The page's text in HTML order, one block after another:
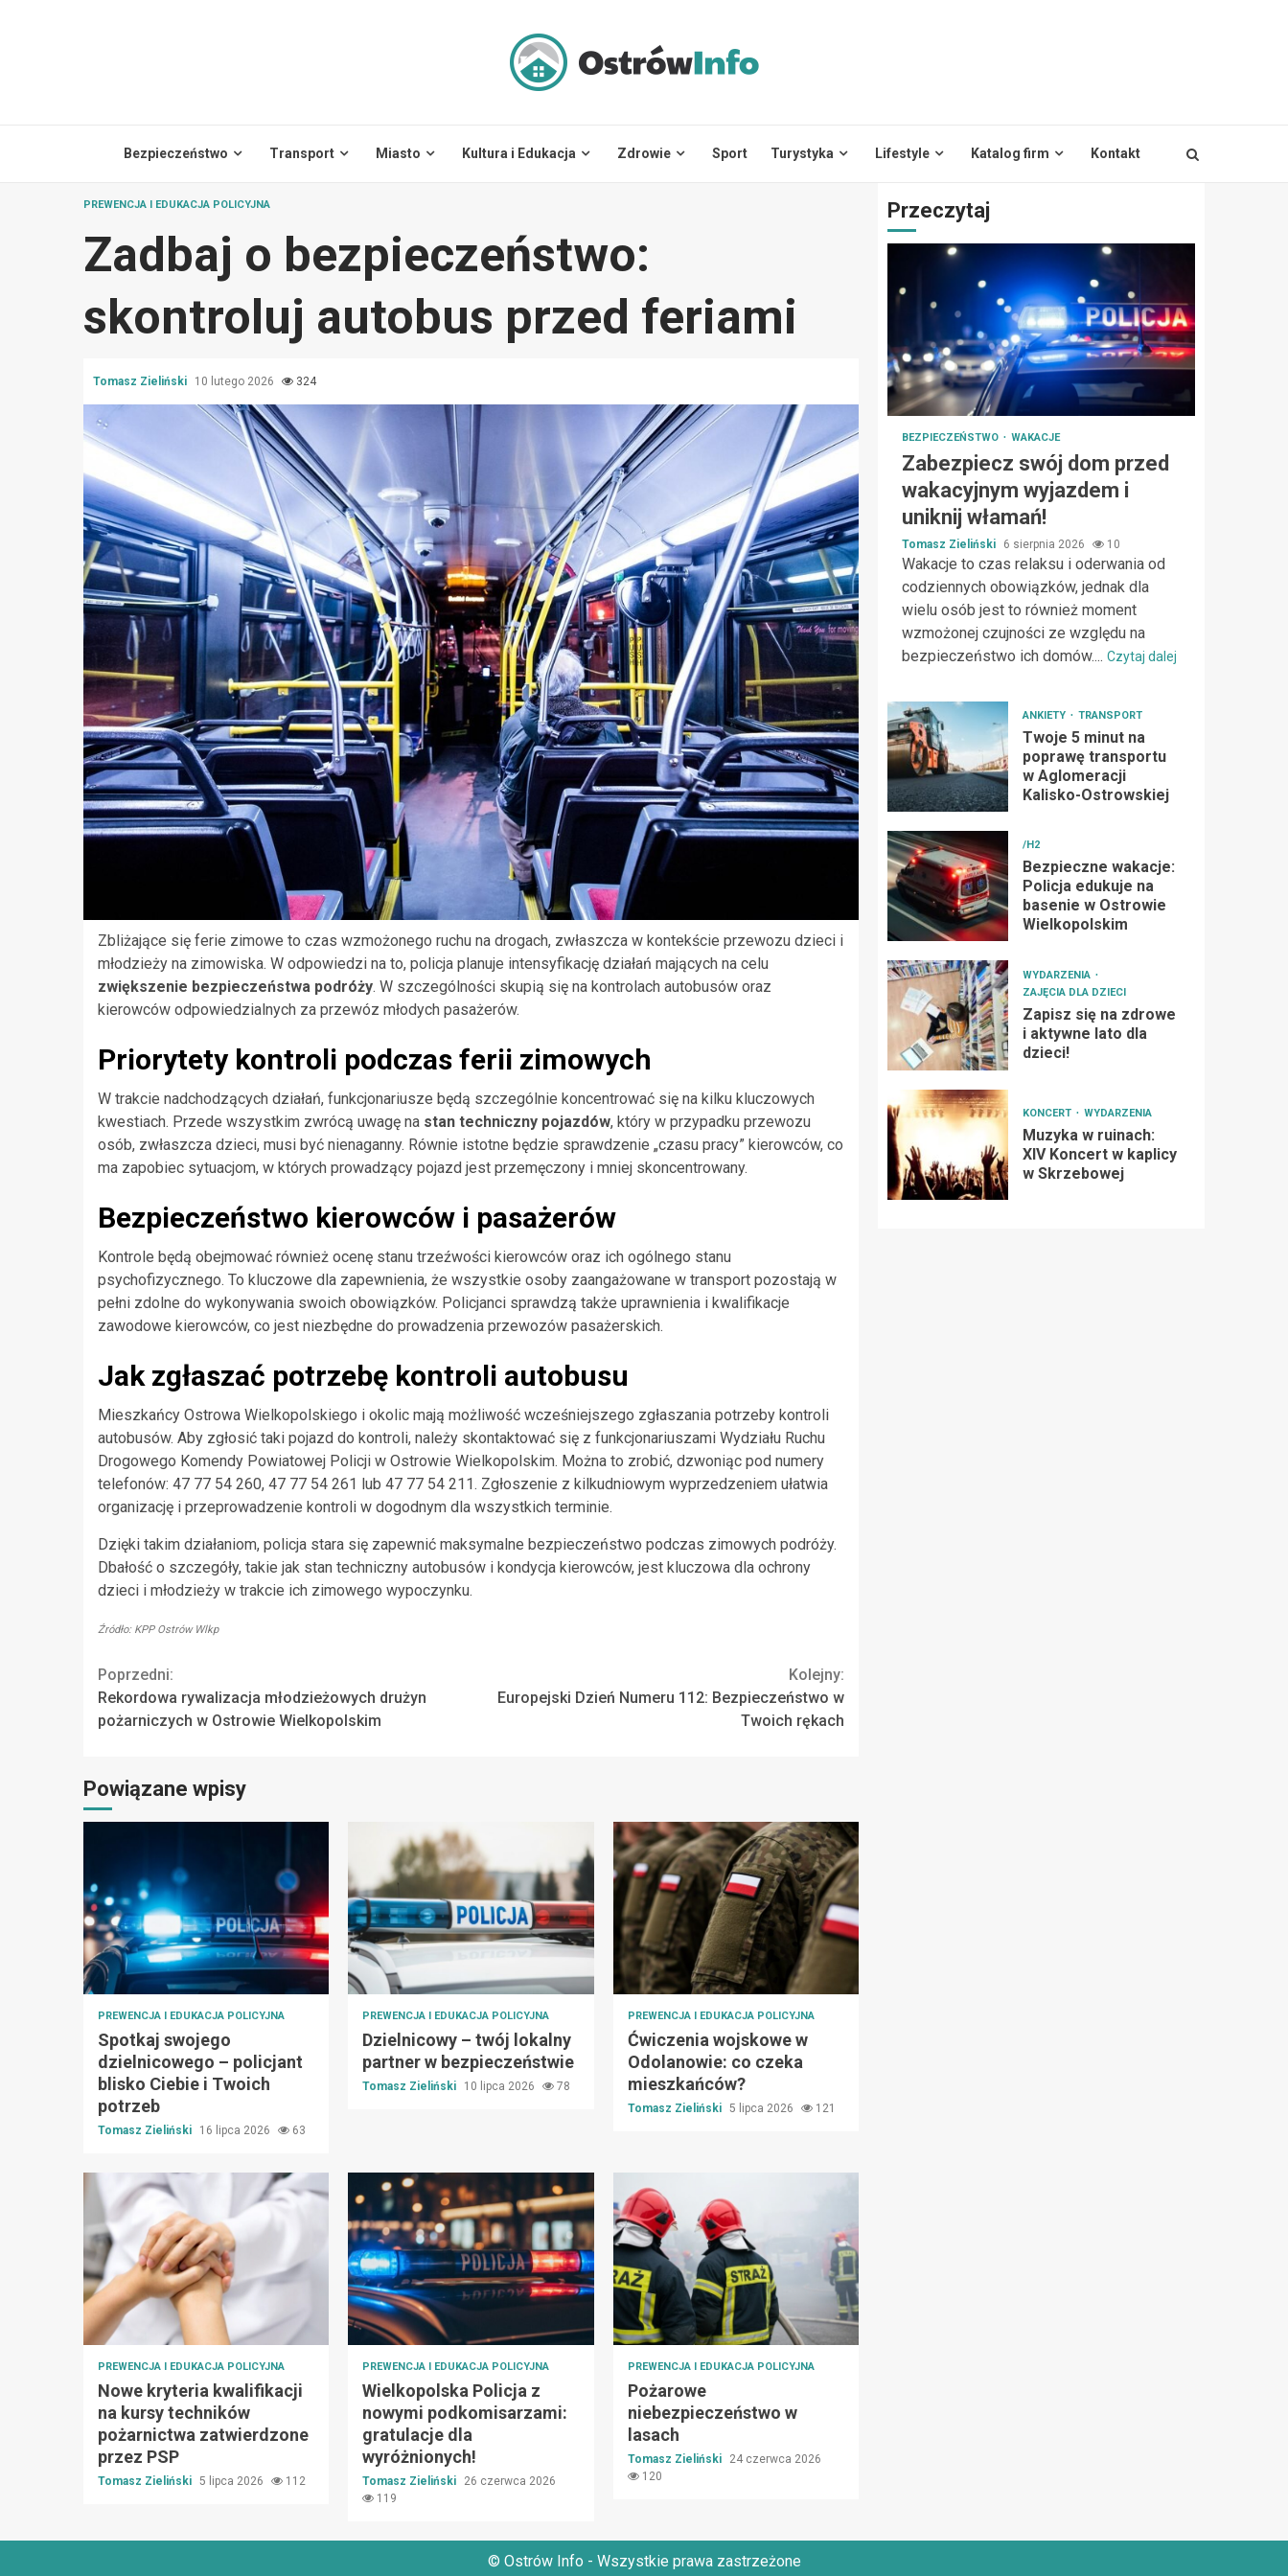
Bezpieczeństwo Transport Miasto Kultura i Edukacja Zdrowie Sport Turystyka Lifestyle Katalog firm Kontakt
PREWENCJA I EDUKACJA POLICYJNA
Zadbaj o bezpieczeństwo:
skontroluj autobus przed feriami
Tomasz Zieliński 10 lutego 2026 324
Zbliżające się ferie zimowe to czas wzmożonego ruchu na drogach, zwłaszcza w kontekście przewozu dzieci i
młodzieży na zimowiska. W odpowiedzi na to, policja planuje intensyfikację działań mających na celu
zwiększenie bezpieczeństwa podróży. W szczególności skupią się na kontrolach autobusów oraz
kierowców odpowiedzialnych za przewóz młodych pasażerów.
Priorytety kontroli podczas ferii zimowych
W trakcie nadchodzących działań, funkcjonariusze będą szczególnie koncentrować się na kilku kluczowych
kwestiach. Przede wszystkim zwrócą uwagę na stan techniczny pojazdów, który w przypadku przewozu
osób, zwłaszcza dzieci, musi być nienaganny. Równie istotne będzie sprawdzenie „czasu pracy” kierowców, co
ma zapobiec sytuacjom, w których prowadzący pojazd jest przemęczony i mniej skoncentrowany.
Bezpieczeństwo kierowców i pasażerów
Kontrole będą obejmować również ocenę stanu trzeźwości kierowców oraz ich ogólnego stanu
psychofizycznego. To kluczowe dla zapewnienia, że wszystkie osoby zaangażowane w transport pozostają w
pełni zdolne do wykonywania swoich obowiązków. Policjanci sprawdzą także uprawnienia i kwalifikacje
zawodowe kierowców, co jest niezbędne do prowadzenia przewozów pasażerskich.
Jak zgłaszać potrzebę kontroli autobusu
Mieszkańcy Ostrowa Wielkopolskiego i okolic mają możliwość wcześniejszego zgłaszania potrzeby kontroli
autobusów. Aby zgłosić taki pojazd do kontroli, należy skontaktować się z funkcjonariuszami Wydziału Ruchu
Drogowego Komendy Powiatowej Policji w Ostrowie Wielkopolskim. Można to zrobić, dzwoniąc pod numery
telefonów: 47 77 54 260, 47 77 54 261 lub 47 77 54 211. Zgłoszenie z kilkudniowym wyprzedzeniem ułatwia
organizację i przeprowadzenie kontroli w dogodnym dla wszystkich terminie.
Dzięki takim działaniom, policja stara się zapewnić maksymalne bezpieczeństwo podczas zimowych podróży.
Dbałość o szczegóły, takie jak stan techniczny autobusów i kondycja kierowców, jest kluczowa dla ochrony
dzieci i młodzieży w trakcie ich zimowego wypoczynku.
Źródło: KPP Ostrów Wlkp
Continue
Reading
Poprzedni:
Rekordowa rywalizacja młodzieżowych drużyn
pożarniczych w Ostrowie Wielkopolskim
Kolejny:
Europejski Dzień Numeru 112: Bezpieczeństwo w
Twoich rękach
Powiązane wpisy
PREWENCJA I EDUKACJA POLICYJNA
Spotkaj swojego
dzielnicowego – policjant
blisko Ciebie i Twoich
potrzeb
Tomasz Zieliński 16 lipca 2026 63
PREWENCJA I EDUKACJA POLICYJNA
Dzielnicowy – twój lokalny
partner w bezpieczeństwie
Tomasz Zieliński 10 lipca 2026 78
PREWENCJA I EDUKACJA POLICYJNA
Ćwiczenia wojskowe w
Odolanowie: co czeka
mieszkańców?
Tomasz Zieliński 5 lipca 2026 121
PREWENCJA I EDUKACJA POLICYJNA
Nowe kryteria kwalifikacji
na kursy techników
pożarnictwa zatwierdzone
przez PSP
Tomasz Zieliński 5 lipca 2026 112
PREWENCJA I EDUKACJA POLICYJNA
Wielkopolska Policja z
nowymi podkomisarzami:
gratulacje dla
wyróżnionych!
Tomasz Zieliński
26 czerwca 2026
119
PREWENCJA I EDUKACJA POLICYJNA
Pożarowe
niebezpieczeństwo w
lasach
Tomasz Zieliński
24 czerwca 2026
120
Przeczytaj
BEZPIECZEŃSTWO WAKACJE
Zabezpiecz swój dom przed
wakacyjnym wyjazdem i
uniknij włamań!
Tomasz Zieliński 6 sierpnia 2026 10
Wakacje to czas relaksu i oderwania od
codziennych obowiązków, jednak dla
wielu osób jest to również moment
wzmożonej czujności ze względu na
bezpieczeństwo ich domów.... Czytaj dalej
ANKIETY TRANSPORT
Twoje 5 minut na
poprawę transportu
w Aglomeracji
Kalisko-Ostrowskiej
/H2
Bezpieczne wakacje:
Policja edukuje na
basenie w Ostrowie
Wielkopolskim
WYDARZENIA
ZAJĘCIA DLA DZIECI
Zapisz się na zdrowe
i aktywne lato dla
dzieci!
KONCERT WYDARZENIA
Muzyka w ruinach:
XIV Koncert w kaplicy
w Skrzebowej
© Ostrów Info - Wszystkie prawa zastrzeżone